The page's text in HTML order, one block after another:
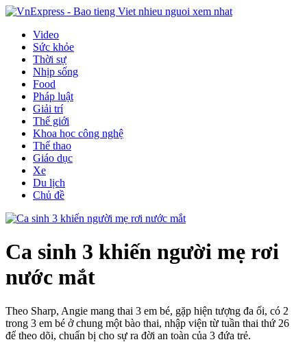
Video
Sức khỏe
Thời sự
Nhịp sống
Food
Pháp luật
Giải trí
Thế giới
Khoa học công nghệ
Thể thao
Giáo dục
Xe
Du lịch
Chủ đề
Ca sinh 3 khiến người mẹ rơi
nước mắt
Theo Sharp, Angie mang thai 3 em bé, gặp hiện tượng đa ối, có 2
trong 3 em bé ở chung một bào thai, nhập viện từ tuần thai thứ 26
để theo dõi, chuẩn bị cho sự ra đời an toàn của 3 đứa trẻ.